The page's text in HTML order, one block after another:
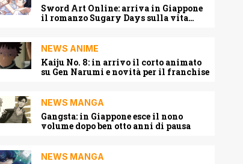
Sword Art Online: arriva in Giappone
il romanzo Sugary Days sulla vita
NEWS ANIME
Kaiju No. 8: in arrivo il corto animato
su Gen Narumi e novità per il franchise
NEWS MANGA
Gangsta: in Giappone esce il nono
volume dopo ben otto anni di pausa
NEWS MANGA